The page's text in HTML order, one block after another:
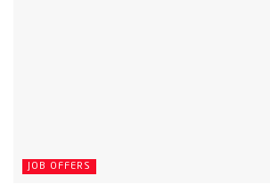
JOB OFFERS